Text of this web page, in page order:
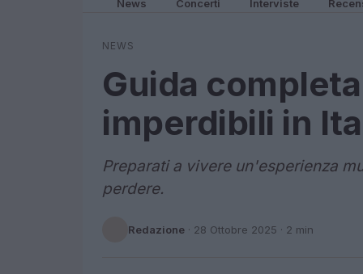
News Concerti Interviste
NEWS
Guida
imperdibili in
Preparati a vivere un'esperienza
perdere.
Redazione · 28 Ottobre 2025 · 2 min